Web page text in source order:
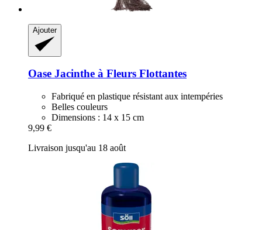
Ajouter
Oase Jacinthe à Fleurs Flottantes
Fabriqué en plastique résistant aux intempéries
Belles couleurs
Dimensions : 14 x 15 cm
9,99 €
Livraison jusqu'au 18 août